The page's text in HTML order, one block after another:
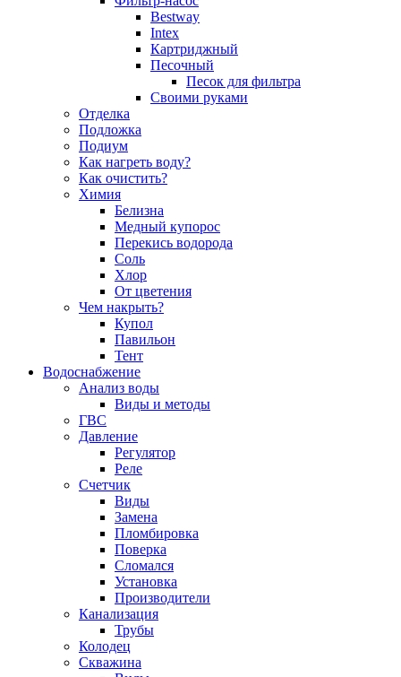
Bestway
Intex
Картриджный
Песочный
Песок для фильтра
Своими руками
Отделка
Подложка
Подиум
Как нагреть воду?
Как очистить?
Химия
Белизна
Медный купорос
Перекись водорода
Соль
Хлор
От цветения
Чем накрыть?
Купол
Павильон
Тент
Водоснабжение
Анализ воды
Виды и методы
ГВС
Давление
Регулятор
Реле
Счетчик
Виды
Замена
Пломбировка
Поверка
Сломался
Установка
Производители
Канализация
Трубы
Колодец
Скважина